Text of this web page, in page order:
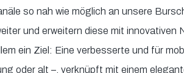
so nah wie möglich an unsere
und erweitern diese mit innovativen
ein Ziel: Eine verbesserte und für
oder alt –, verknüpft mit einem